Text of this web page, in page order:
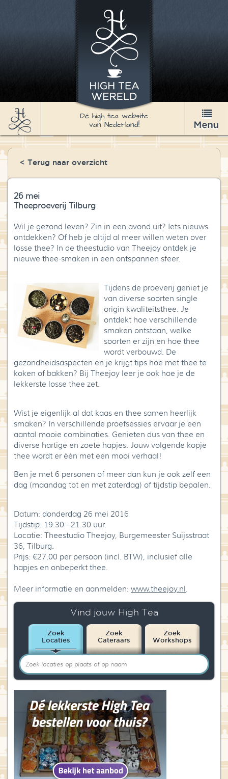
High Tea
Recepten
Thee
Blog
Over High Tea Wereld
Contact
Dé high tea website
van Nederland!
< Terug naar overzicht
26 mei
Theeproeverij Tilburg
Wil je gezond leven? Zin in een avond uit? Iets nieuws
ontdekken? Of heb je altijd al meer willen weten over
losse thee? In de theestudio van Theejoy ontdek je
nieuwe thee-smaken in een ontspannen sfeer.
Tijdens de proeverij geniet je
van diverse soorten single
origin kwaliteitsthee. Je
ontdekt hoe verschillende
smaken ontstaan, welke
soorten er zijn en hoe thee
wordt verbouwd. De
gezondheidsaspecten en je krijgt tips hoe met thee te
koken of bakken? Bij Theejoy leer je ook hoe je de
lekkerste losse thee zet.
Wist je eigenlijk al dat kaas en thee samen heerlijk
smaken? In verschillende proefsessies ervaar je een
aantal mooie combinaties. Genieten dus van thee en
diverse hartige en zoete hapjes. Jouw volgende kopje
thee wordt er één met een mooi verhaal!
Ben je met 6 personen of meer dan kun je ook zelf een
dag (maandag tot en met zaterdag) of tijdstip bepalen.
Datum: donderdag 26 mei 2016
Tijdstip: 19.30 - 21.30 uur.
Locatie: Theestudio Theejoy, Burgemeester Suijsstraat
36, Tilburg.
Prijs: €27,00 per persoon (incl. BTW), inclusief alle
hapjes en onbeperkt thee.
Meer informatie en aanmelden: www.theejoy.nl
Vind jouw High Tea
Zoek
Locaties
Zoek
Cateraars
Zoek
Workshops